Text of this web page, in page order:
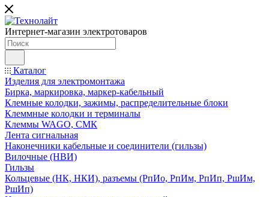
Интернет-магазин электротоваров
Каталог
Изделия для электромонтажа
Бирка, маркировка, маркер-кабельный
Клемные колодки, зажимы, распределительные блоки
Клеммные колодки и терминалы
Клеммы WAGO, СМК
Лента сигнальная
Наконечники кабельные и соединители (гильзы)
Вилочные (НВИ)
Гильзы
Кольцевые (НК, НКИ), разъемы (РпИо, РпИм, РпИп, РшИм,
РшИп)